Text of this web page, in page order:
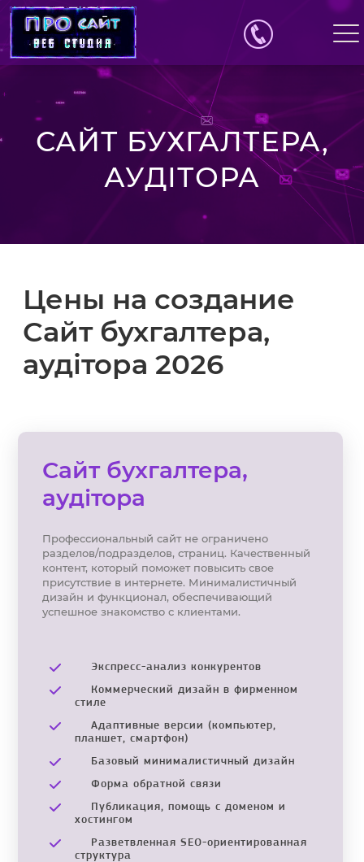
САЙТ БУХГАЛТЕРА,
АУДІТОРА
Цены на создание
Сайт бухгалтера,
аудітора 2026
Сайт бухгалтера,
аудітора
Профессиональный сайт не ограничено
разделов/подразделов, страниц. Качественный
контент, который поможет повысить свое
присутствие в интернете. Минималистичный
дизайн и функционал, обеспечивающий
успешное знакомство с клиентами.
Экспресс-анализ конкурентов
Коммерческий дизайн в фирменном
стиле
Адаптивные версии (компьютер,
планшет, смартфон)
Базовый минималистичный дизайн
Форма обратной связи
Публикация, помощь с доменом и
хостингом
Разветвленная SEO-ориентированная
структура